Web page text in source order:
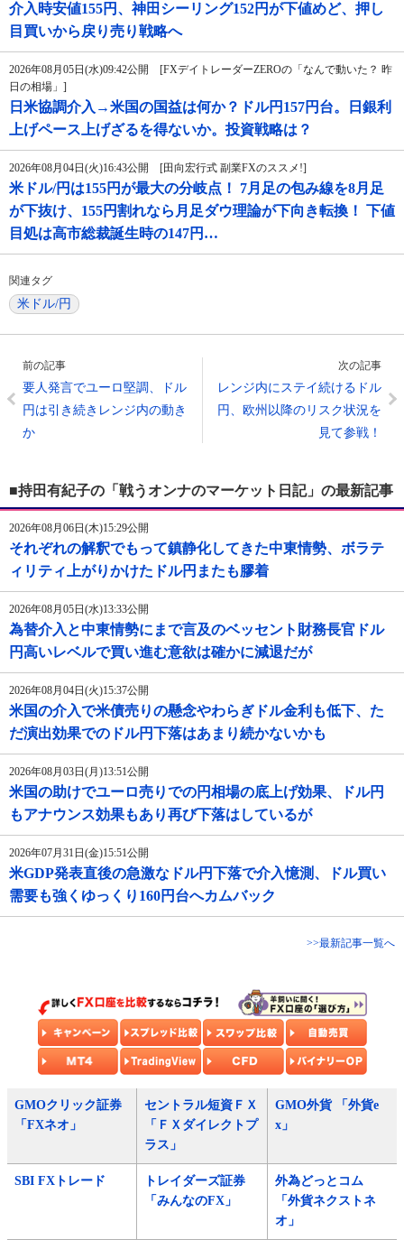
介入時安値155円、神田シーリング152円が下値めど、押し
目買いから戻り売り戦略へ
2026年08月05日(水)09:42公開 [FXデイトレーダーZEROの「なんで動いた？ 昨
日の相場」]
日米協調介入→米国の国益は何か？ドル円157円台。日銀利
上げペース上げざるを得ないか。投資戦略は？
2026年08月04日(火)16:43公開 [田向宏行式 副業FXのススメ!]
米ドル/円は155円が最大の分岐点！ 7月足の包み線を8月足
が下抜け、155円割れなら月足ダウ理論が下向き転換！ 下値
目処は高市総裁誕生時の147円…
関連タグ
米ドル/円
前の記事
要人発言でユーロ堅調、ドル
円は引き続きレンジ内の動き
か
次の記事
レンジ内にステイ続けるドル
円、欧州以降のリスク状況を
見て参戦！
■持田有紀子の「戦うオンナのマーケット日記」の最新記事
2026年08月06日(木)15:29公開
それぞれの解釈でもって鎮静化してきた中東情勢、ボラテ
ィリティ上がりかけたドル円またも膠着
2026年08月05日(水)13:33公開
為替介入と中東情勢にまで言及のベッセント財務長官ドル
円高いレベルで買い進む意欲は確かに減退だが
2026年08月04日(火)15:37公開
米国の介入で米債売りの懸念やわらぎドル金利も低下、た
だ演出効果でのドル円下落はあまり続かないかも
2026年08月03日(月)13:51公開
米国の助けでユーロ売りでの円相場の底上げ効果、ドル円
もアナウンス効果もあり再び下落はしているが
2026年07月31日(金)15:51公開
米GDP発表直後の急激なドル円下落で介入憶測、ドル買い
需要も強くゆっくり160円台へカムバック
>>最新記事一覧へ
GMOクリック証券
「FXネオ」
セントラル短資ＦＸ
「ＦＸダイレクトプ
ラス」
GMO外貨 「外貨e
x」
SBI FXトレード
トレイダーズ証券
「みんなのFX」
外為どっとコム
「外貨ネクストネ
オ」